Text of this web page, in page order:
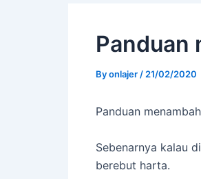
Panduan
Byonlajer / 21/02/2020
Panduan
Sebenarnya kalau
berebut harta.